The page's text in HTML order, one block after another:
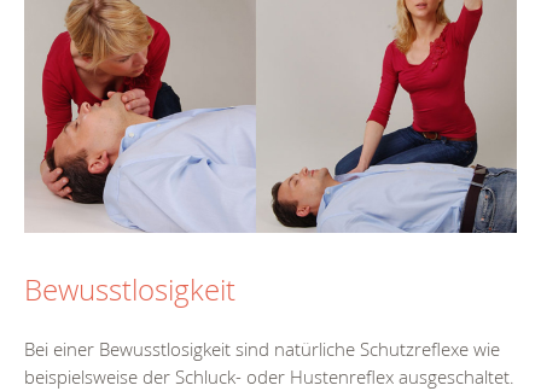
Bewusstlosigkeit
Bei einer Bewusstlosigkeit sind natürliche Schutzreflexe wie
beispielsweise der Schluck- oder Hustenreflex ausgeschaltet.